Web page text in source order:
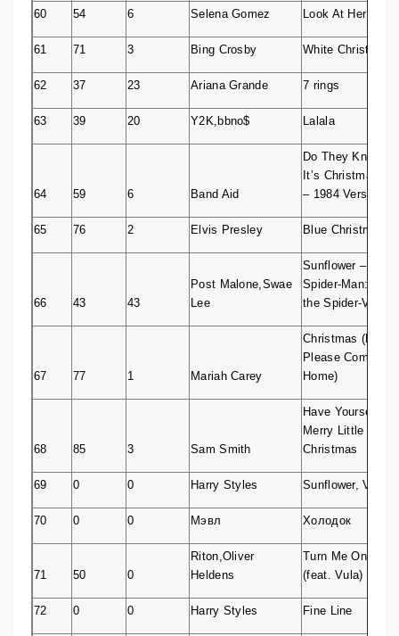
60 54 6 Selena Gomez Look At Her Now
61 71 3 Bing Crosby White Christmas
62 37 23 Ariana Grande 7 rings
63 39 20 Y2K,bbno$ Lalala
64 59 6 Band Aid
Do They Know
It’s Christmas?
– 1984 Version
65 76 2 Elvis Presley Blue Christmas
66 43 43
Post Malone,Swae
Lee
Sunflower –
Spider-Man: Into
the Spider-Verse
67 77 1 Mariah Carey
Christmas (Baby
Please Come
Home)
68 85 3 Sam Smith
Have Yourself A
Merry Little
Christmas
69 0 0 Harry Styles Sunflower, Vol. 6
70 0 0 Мэвл Холодок
71 50 0
Riton,Oliver
Heldens
Turn Me On
(feat. Vula)
72 0 0 Harry Styles Fine Line